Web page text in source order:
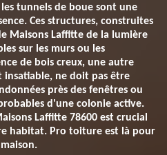
tunnels de boue sont une
Ces structures, construites
Maisons Laffitte de la lumière
sur les murs ou les
de bois creux, une autre
insatiable, ne doit pas être
près des fenêtres ou
d'une colonie active.
Laffitte 78600 est crucial
habitat. Pro toiture est là pour